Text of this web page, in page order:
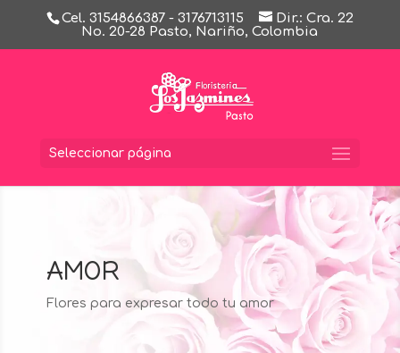
Cel. 3154866387 - 3176713115
Dir.: Cra. 22
No. 20-28 Pasto, Nariño, Colombia
Seleccionar página
AMOR
Flores para expresar todo tu amor